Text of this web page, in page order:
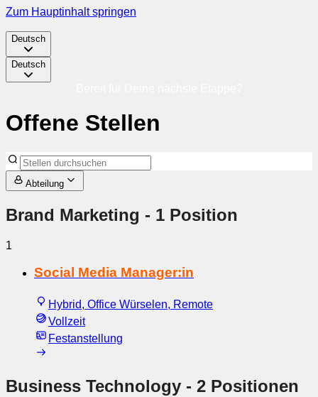
Zum Hauptinhalt springen
Deutsch
Deutsch
Offene Stellen
Abteilung
Brand Marketing - 1 Position
1
Social Media Manager:in
Hybrid, Office Würselen, Remote
Vollzeit
Festanstellung
Business Technology - 2 Positionen